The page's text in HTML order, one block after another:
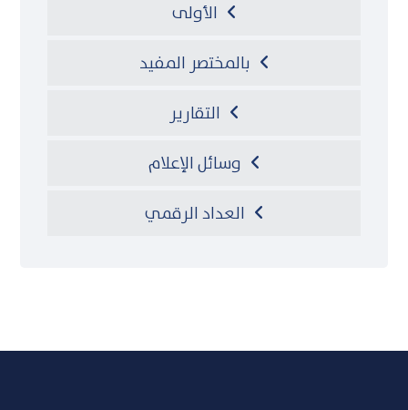
الأولى
بالمختصر المفيد
التقارير
وسائل الإعلام
العداد الرقمي